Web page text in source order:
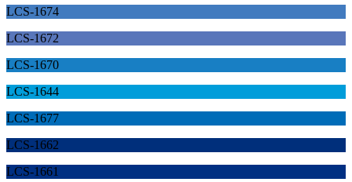
LCS-1674
LCS-1672
LCS-1670
LCS-1644
LCS-1677
LCS-1662
LCS-1661